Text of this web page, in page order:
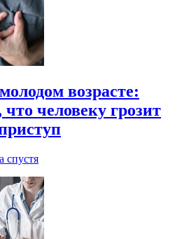
возрасте:
человеку грозит
спустя